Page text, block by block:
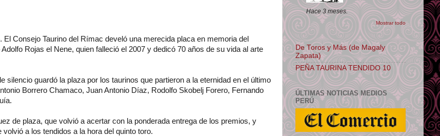
. El Consejo Taurino del Rímac develó una merecida placa en memoria del
Rojas el Nene, quien falleció el 2007 y dedicó 70 años de su vida al arte
silencio guardó la plaza por los taurinos que partieron a la eternidad en el último
Borrero Chamaco, Juan Antonio Díaz, Rodolfo Skobelj Forero, Fernando
de plaza, que volvió a acertar con la ponderada entrega de los premios, y
volvió a los tendidos a la hora del quinto toro.
Hace 3 meses.
Mostrar todo
De Toros y Más (de Magaly
Zapata)
PEÑA TAURINA TENDIDO 10
ÚLTIMAS NOTICIAS MEDIOS
PERÚ